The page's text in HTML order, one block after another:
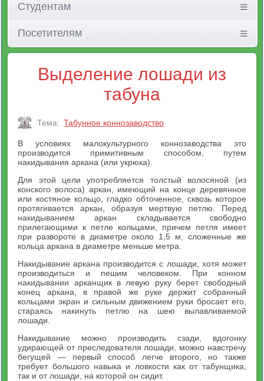
Студентам
Посетителям
Выделение лошади из
табуна
Тема: Табунное коннозаводство
В условиях малокультурного коннозаводства это
производится примитивным способом, путем
накидывания аркана (или укрюка).
Для этой цели употребляется толстый волосяной (из
конского волоса) аркан, имеющий на конце деревянное
или костяное кольцо, гладко обточенное, сквозь которое
протягивается аркан, образуя мертвую петлю. Перед
накидыванием аркан складывается свободно
прилегающими к петле кольцами, причем петля имеет
при развороте в диаметре около 1,5 м, сложенные же
кольца аркана в диаметре меньше метра.
Накидывание аркана производится с лошади, хотя может
производиться и пешим человеком. При конном
накидывании арканщик в левую руку берет свободный
конец аркана, в правой же руке держит собранный
кольцами экран и сильным движением руки бросает его,
стараясь накинуть петлю на шею вылавливаемой
лошади.
Накидывание можно производить сзади, вдогонку
удирающей от преследователя лошади, можно навстречу
бегущей — первый способ легче второго, но также
требует большого навыка и ловкости как от табунщика,
так и от лошади, на которой он сидит.